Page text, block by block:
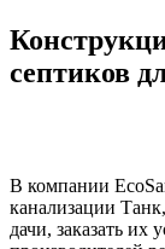
септиков
В компании
канализации
дачи, заказать их